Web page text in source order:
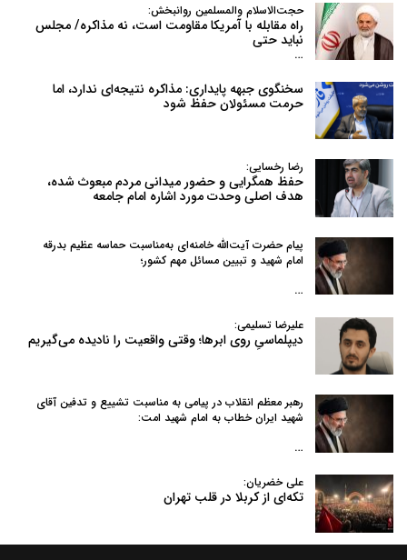
حجت‌الاسلام والمسلمین روانبخش:
راه مقابله با آمریکا مقاومت است، نه مذاکره/ مجلس
نباید حتی
…
سخنگوی جبهه پایداری: مذاکره نتیجه‌ای ندارد، اما
حرمت مسئولان حفظ شود
رضا رخسایی:
حفظ همگرایی و حضور میدانی مردم مبعوث شده،
هدف اصلی وحدت مورد اشاره امام جامعه
پیام حضرت آیت‌الله خامنه‌ای به‌مناسبت حماسه عظیم بدرقه
امام شهید و تبیین مسائل مهم کشور؛
…
علیرضا تسلیمی:
دیپلماسیِ روی ابرها؛ وقتی واقعیت را نادیده می‌گیریم
رهبر معظم انقلاب در پیامی به‌ مناسبت تشییع و تدفین آقای
شهید ایران خطاب به امام شهید امت:
…
علی خضریان:
تکه‌ای از کربلا در قلب تهران